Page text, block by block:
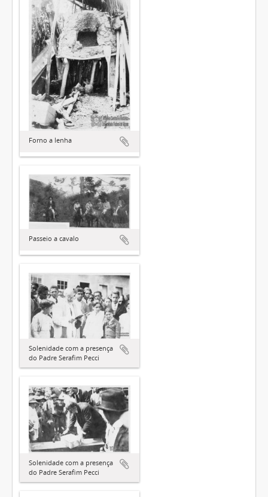
Forno a lenha
Passeio a cavalo
Solenidade com a presença
do Padre Serafim Pecci
Solenidade com a presença
do Padre Serafim Pecci